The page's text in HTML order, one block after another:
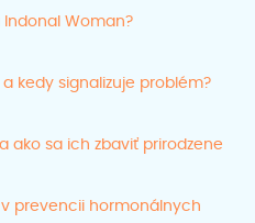
Indonal Woman?
kedy signalizuje problém?
ako sa ich zbaviť prirodzene
prevencii hormonálnych